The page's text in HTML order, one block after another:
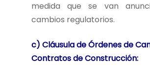
medida que se van
cambios regulatorios.
c) Cláusula de Órdenes de
Contratos de Construcción: